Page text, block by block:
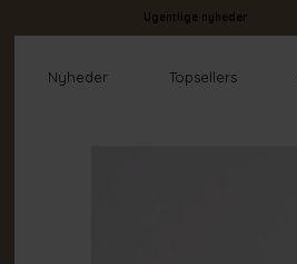
Ugentlige nyheder
Nyheder Topsellers